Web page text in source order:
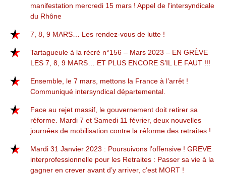
manifestation mercredi 15 mars ! Appel de l’intersyndicale
du Rhône
7, 8, 9 MARS… Les rendez-vous de lutte !
Tartagueule à la récré n°156 – Mars 2023 – EN GRÈVE
LES 7, 8, 9 MARS… ET PLUS ENCORE S’IL LE FAUT !!!
Ensemble, le 7 mars, mettons la France à l’arrêt !
Communiqué intersyndical départemental.
Face au rejet massif, le gouvernement doit retirer sa
réforme. Mardi 7 et Samedi 11 février, deux nouvelles
journées de mobilisation contre la réforme des retraites !
Mardi 31 Janvier 2023 : Poursuivons l’offensive ! GREVE
interprofessionnelle pour les Retraites : Passer sa vie à la
gagner en crever avant d’y arriver, c’est MORT !